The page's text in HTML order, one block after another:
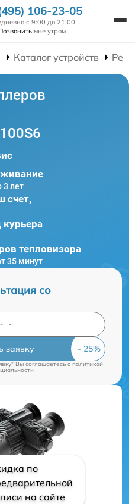
106-23-05
с 9:00 до 21:00
мне утром
Каталог устройств
3 лет
счет,
тепловизора
35 минут
со
заявку
Вы соглашаетесь cполитикой
по
на сайте